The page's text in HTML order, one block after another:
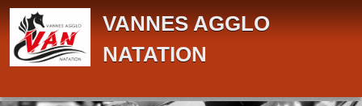
VANNES AGGLO
NATATION
Panneau de gestion des cookies